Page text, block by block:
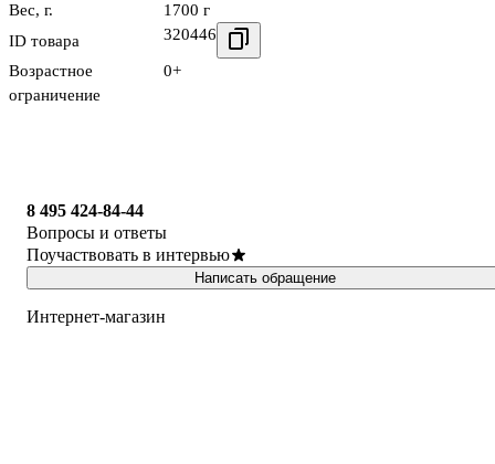
Вес, г.
1700 г
ID товара
320446
Возрастное
ограничение
0+
8 495 424-84-44
Вопросы и ответы
Поучаствовать в интервью
Написать обращение
Интернет-магазин